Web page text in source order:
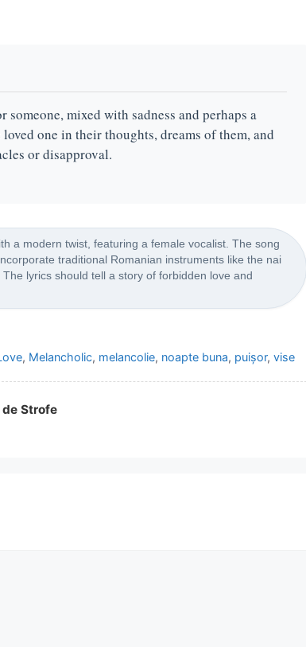
mixed with sadness and perhaps a
one in their thoughts, dreams of them, and
or disapproval.
a modern twist, featuring a female vocalist. The song
traditional Romanian instruments like the nai
lyrics should tell a story of forbidden love and
, Melancholic, melancolie, noapte buna, puișor,vise
Strofe